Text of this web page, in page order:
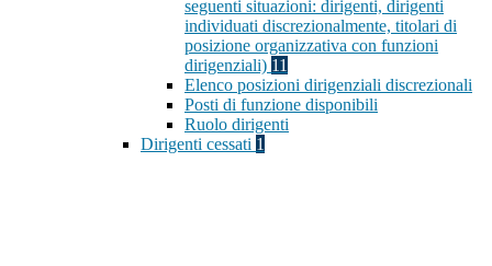
seguenti situazioni: dirigenti, dirigenti
individuati discrezionalmente, titolari di
posizione organizzativa con funzioni
dirigenziali) 11
Elenco posizioni dirigenziali discrezionali
Posti di funzione disponibili
Ruolo dirigenti
Dirigenti cessati 1